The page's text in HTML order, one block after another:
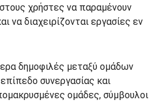
χρήστες να παραμένουν
να διαχειρίζονται εργασίες εν
δημοφιλές μεταξύ ομάδων
συνεργασίας και
ομάδες, σύμβουλοι